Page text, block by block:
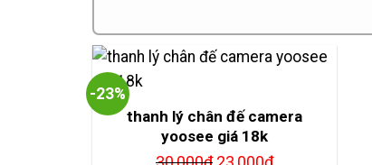
-23%
thanh lý chân đế camera
yoosee giá 18k
Giá Giá